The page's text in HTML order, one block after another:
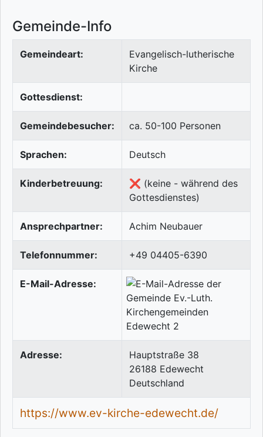
Gemeinde-Info
Gemeindeart:
Evangelisch-lutherische
Kirche
Gottesdienst:
Gemeindebesucher: ca. 50-100 Personen
Sprachen: Deutsch
Kinderbetreuung:
❌ (keine - während des
Gottesdienstes)
Ansprechpartner: Achim Neubauer
Telefonnummer: +49 04405-6390
E-Mail-Adresse:
Adresse:
Hauptstraße 38
26188 Edewecht
Deutschland
https://www.ev-kirche-edewecht.de/